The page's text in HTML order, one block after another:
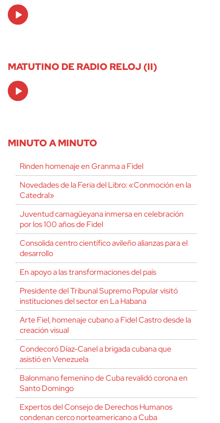
Audio
Player
MATUTINO DE RADIO RELOJ (II)
Audio
Player
MINUTO A MINUTO
Rinden homenaje en Granma a Fidel
Novedades de la Feria del Libro: «Conmoción en la
Catedral»
Juventud camagüeyana inmersa en celebración
por los 100 años de Fidel
Consolida centro científico avileño alianzas para el
desarrollo
En apoyo a las transformaciones del país
Presidente del Tribunal Supremo Popular visitó
instituciones del sector en La Habana
Arte Fiel, homenaje cubano a Fidel Castro desde la
creación visual
Condecoró Díaz-Canel a brigada cubana que
asistió en Venezuela
Balonmano femenino de Cuba revalidó corona en
Santo Domingo
Expertos del Consejo de Derechos Humanos
condenan cerco norteamericano a Cuba